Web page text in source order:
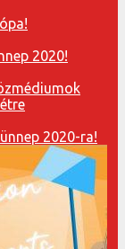
2020!
2020-ra!